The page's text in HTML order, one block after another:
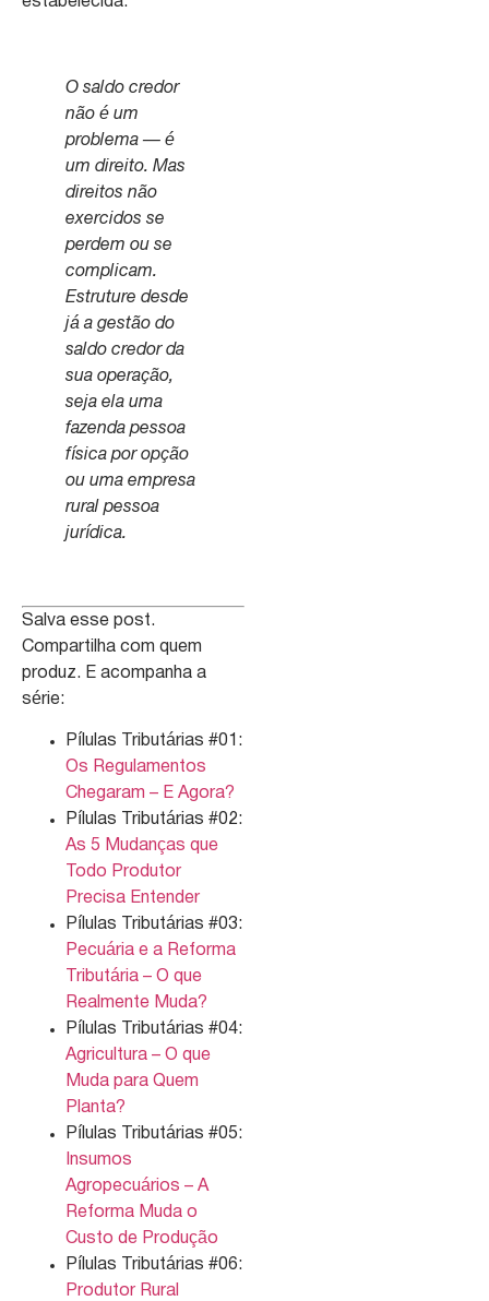
O saldo credor
não é um
problema — é
um direito. Mas
direitos não
exercidos se
perdem ou se
complicam.
Estruture desde
já a gestão do
saldo credor da
sua operação,
seja ela uma
fazenda pessoa
física por opção
ou uma empresa
rural pessoa
jurídica.
Salva esse post.
Compartilha com quem
produz. E acompanha a
série:
Pílulas Tributárias #01:
Os Regulamentos
Chegaram – E Agora?
Pílulas Tributárias #02:
As 5 Mudanças que
Todo Produtor
Precisa Entender
Pílulas Tributárias #03:
Pecuária e a Reforma
Tributária – O que
Realmente Muda?
Pílulas Tributárias #04:
Agricultura – O que
Muda para Quem
Planta?
Pílulas Tributárias #05:
Insumos
Agropecuários – A
Reforma Muda o
Custo de Produção
Pílulas Tributárias #06:
Produtor Rural